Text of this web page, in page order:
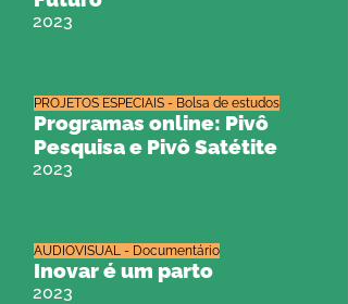
2023
Programas online: Pivô
Pesquisa e Pivô Satétite
2023
PROJETOS ESPECIAIS - Bolsa de estudos
Inovar é um parto
2023
AUDIOVISUAL - Documentário